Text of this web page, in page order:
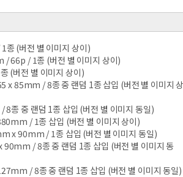
(버전 별 이미지 상이)
66p / 1종 (버전 별 이미지 상이)
(버전 별 이미지 상이)
85mm / 8종 중 랜덤 1종 삽입 (버전 별 이미지
종 중 랜덤 1종 삽입 (버전 별 이미지 동일)
/ 1종 삽입 (버전 별 이미지 상이)
x 90mm / 1종 삽입 (버전 별 이미지 동일)
/ 8종 중 랜덤 1종 삽입 (버전 별 이미지 동
/ 8종 중 랜덤 1종 삽입 (버전 별 이미지 동일)